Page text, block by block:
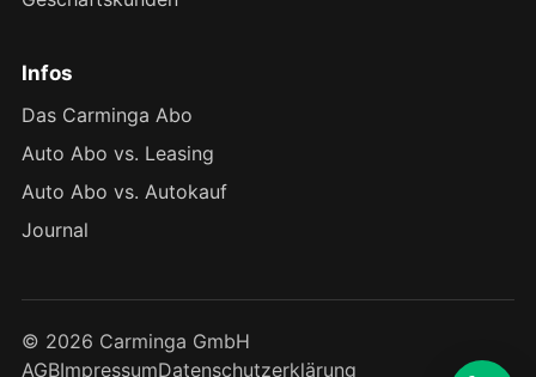
Infos
Das Carminga Abo
Auto Abo vs. Leasing
Auto Abo vs. Autokauf
Journal
© 2026 Carminga GmbH
AGBImpressumDatenschutzerklärung